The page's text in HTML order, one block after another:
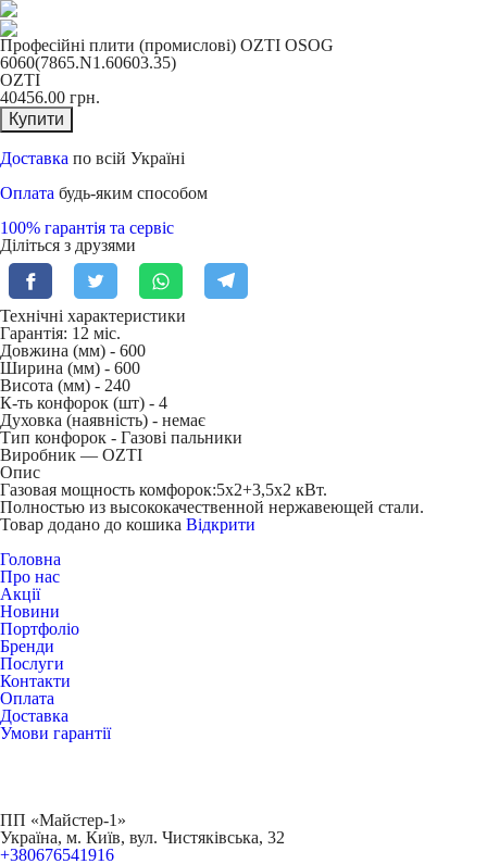
Професійні плити (промислові) OZTI OSOG
6060(7865.N1.60603.35)
OZTI
40456.00 грн.
Купити
Доставка по всій Україні
Оплата будь-яким способом
100% гарантія та сервіс
Діліться з друзями
Технічні характеристики
Гарантія: 12 міс.
Довжина (мм) - 600
Ширина (мм) - 600
Висота (мм) - 240
К-ть конфорок (шт) - 4
Духовка (наявність) - немає
Тип конфорок - Газові пальники
Виробник — OZTI
Опис
Газовая мощность комфорок:5х2+3,5х2 кВт.
Полностью из высококачественной нержавеющей стали.
Товар додано до кошика Відкрити
Головна
Про нас
Акції
Новини
Портфоліо
Бренди
Послуги
Контакти
Оплата
Доставка
Умови гарантії
ПП «Майстер-1»
Українa, м. Київ, вул. Чистяківська, 32
+380676541916